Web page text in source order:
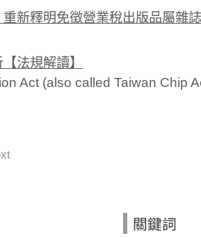
新釋明免徵營業稅出版品屬雜
法規解讀】
Act (also called Taiwan Chip
關鍵詞